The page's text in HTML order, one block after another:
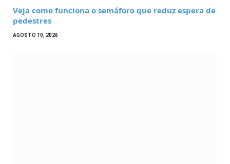
Veja como funciona o semáforo que reduz espera de
pedestres
AGOSTO 10, 2026